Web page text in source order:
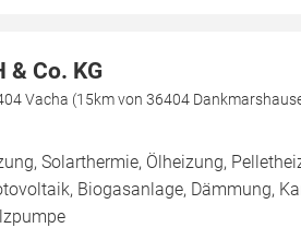
& Co. KG
Vacha (15km von 36404
Solarthermie, Ölheizung,
Biogasanlage, Dämmung,